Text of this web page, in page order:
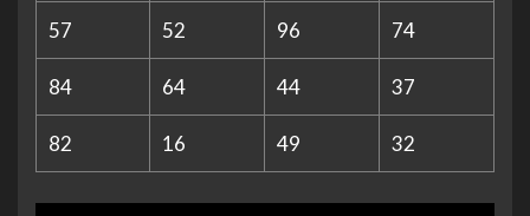
57 52 96 74
84 64 44 37
82 16 49 32